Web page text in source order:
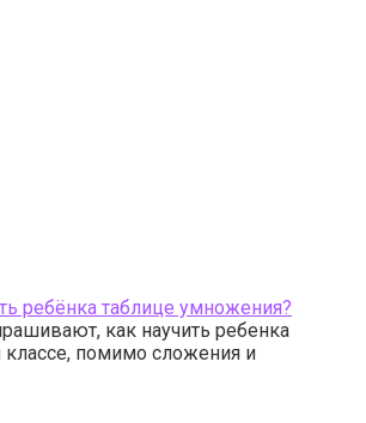
ребёнка таблице умножения?
как научить ребенка
классе, помимо сложения и